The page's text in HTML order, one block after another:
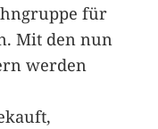
für
Mit den nun
werden